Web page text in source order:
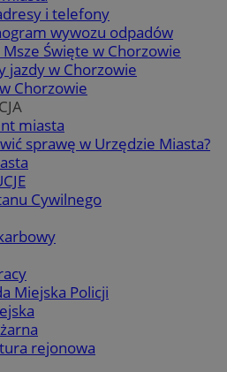
i telefony
wywozu odpadów
Święte w Chorzowie
jazdy w Chorzowie
Chorzowie
miasta
sprawę w Urzędzie Miasta?
Cywilnego
Miejska Policji
rejonowa